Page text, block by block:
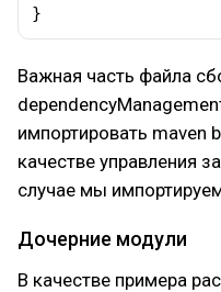
}
Важная часть файла
импортировать maven
качестве управления
случае мы
Дочерние модули
В качестве примера